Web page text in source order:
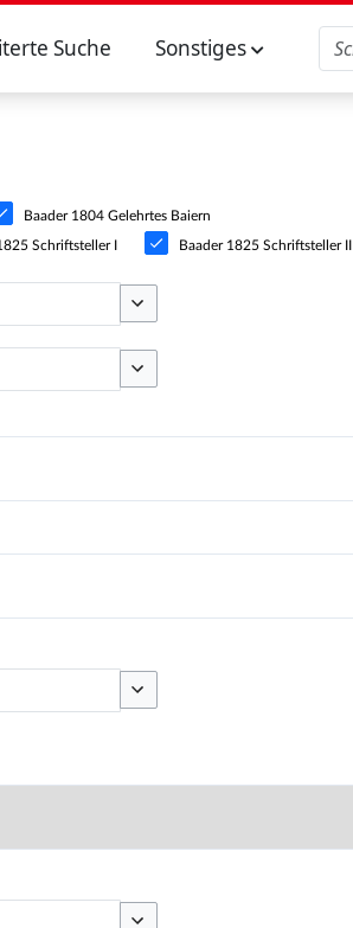
Suche Sonstiges
Baader 1804 Gelehrtes Baiern
Schriftsteller I Baader 1825 Schriftsteller II
Optionen umschalten
Optionen umschalten
Optionen umschalten